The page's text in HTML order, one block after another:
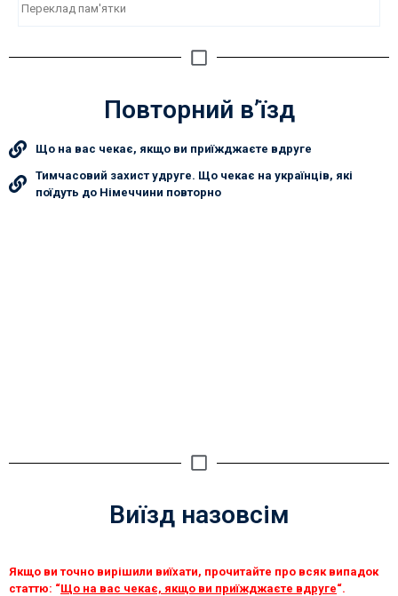
Переклад пам'ятки
Повторний в’їзд
Що на вас чекає, якщо ви приїжджаєте вдруге
Тимчасовий захист удруге. Що чекає на українців, які
поїдуть до Німеччини повторно
Виїзд назовсім
Якщо ви точно вирішили виїхати, прочитайте про всяк випадок
статтю: “Що на вас чекає, якщо ви приїжджаєте вдруге“.